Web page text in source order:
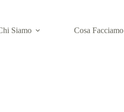
Siamo Cosa Facciamo